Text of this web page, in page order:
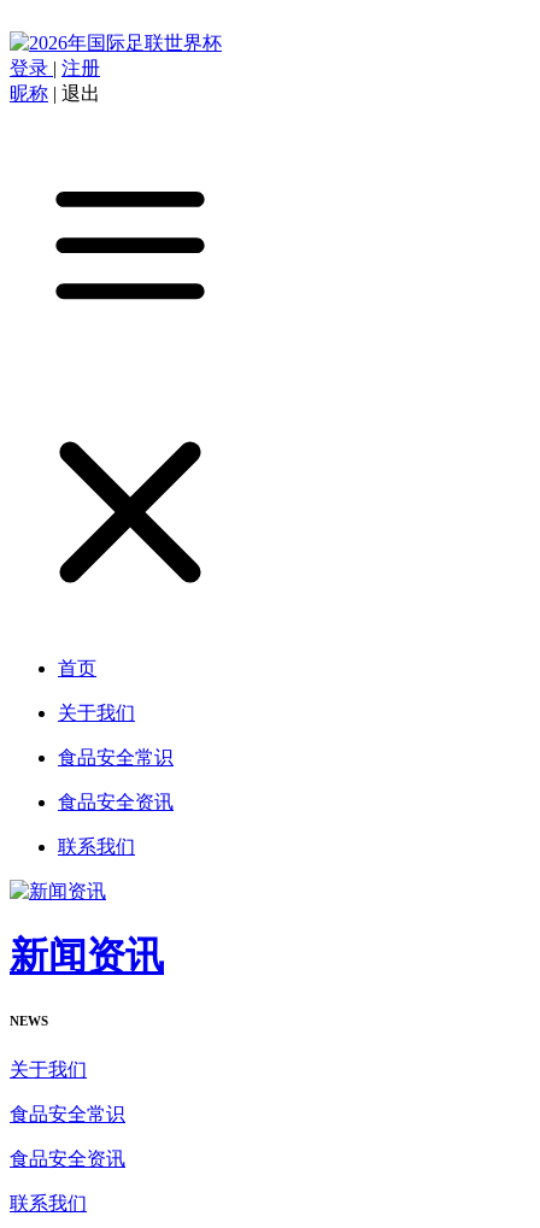
登录 | 注册
昵称 | 退出
首页
关于我们
食品安全常识
食品安全资讯
联系我们
新闻资讯
NEWS
关于我们
食品安全常识
食品安全资讯
联系我们